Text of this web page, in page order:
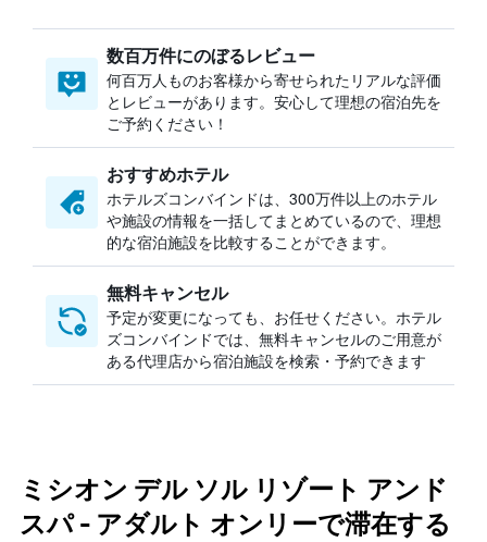
数百万件にのぼるレビュー
何百万人ものお客様から寄せられたリアルな評価
とレビューがあります。安心して理想の宿泊先を
ご予約ください！
おすすめホテル
ホテルズコンバインドは、300万件以上のホテル
や施設の情報を一括してまとめているので、理想
的な宿泊施設を比較することができます。
無料キャンセル
予定が変更になっても、お任せください。ホテル
ズコンバインドでは、無料キャンセルのご用意が
ある代理店から宿泊施設を検索・予約できます
ミシオン デル ソル リゾート アンド
スパ - アダルト オンリーで滞在する